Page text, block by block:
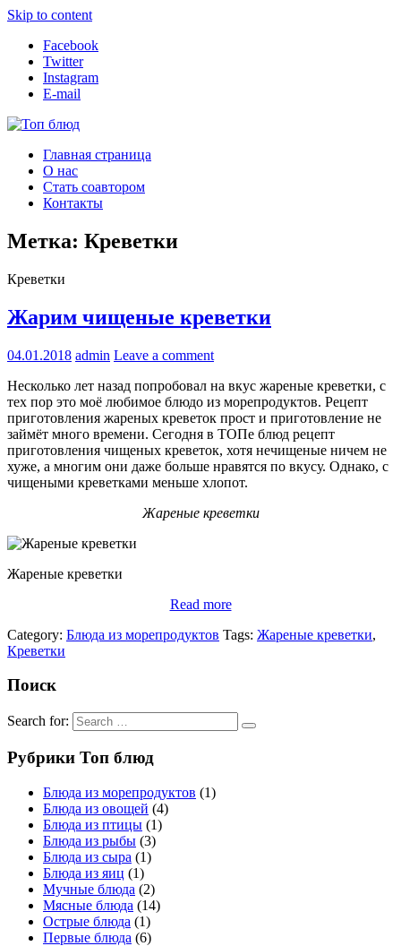
Skip to content
Facebook
Twitter
Instagram
E-mail
Топ блюд
Рецепты со всего мира
Главная страница
О нас
Стать соавтором
Контакты
Метка: Креветки
Креветки
Жарим чищеные креветки
04.01.2018 admin Leave a comment
Несколько лет назад попробовал на вкус жареные креветки, с
тех пор это моё любимое блюдо из морепродуктов. Рецепт
приготовления жареных креветок прост и приготовление не
займёт много времени. Сегодня в ТОПе блюд рецепт
приготовления чищеных креветок, хотя нечищеные ничем не
хуже, а многим они даже больше нравятся по вкусу. Однако, с
чищеными креветками меньше хлопот.
Жареные креветки
Жареные креветки
Read more
Category: Блюда из морепродуктов Tags: Жареные креветки,
Креветки
Поиск
Search for:
Рубрики Топ блюд
Блюда из морепродуктов (1)
Блюда из овощей (4)
Блюда из птицы (1)
Блюда из рыбы (3)
Блюда из сыра (1)
Блюда из яиц (1)
Мучные блюда (2)
Мясные блюда (14)
Острые блюда (1)
Первые блюда (6)